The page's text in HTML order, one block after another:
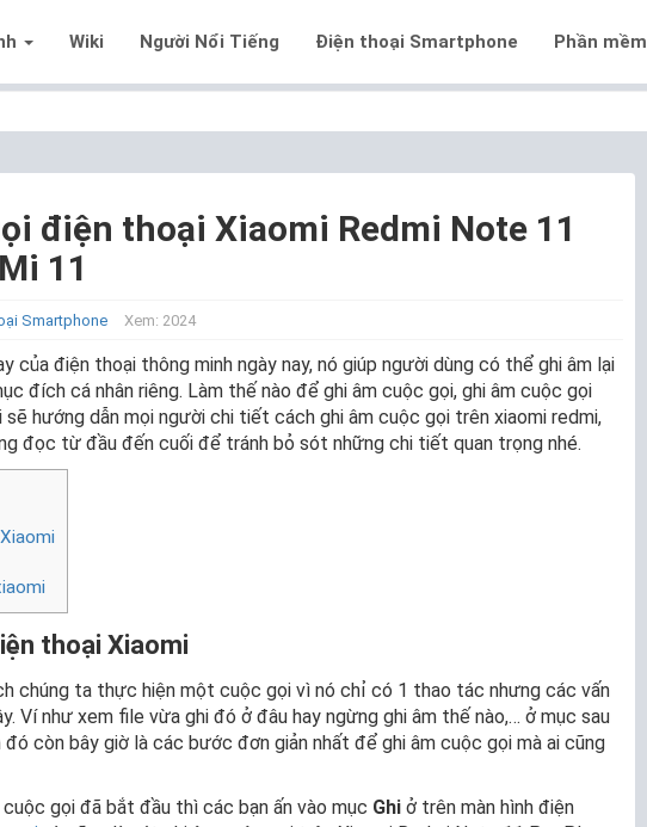
Wiki Người Nổi Tiếng Điện thoại Smartphone Phần mềm
điện thoại Xiaomi Redmi Note 11
11
Smartphone Xem: 2024
của điện thoại thông minh ngày nay, nó giúp người dùng có thể ghi âm lại
đích cá nhân riêng. Làm thế nào để ghi âm cuộc gọi, ghi âm cuộc gọi
hướng dẫn mọi người chi tiết cách ghi âm cuộc gọi trên xiaomi redmi,
đọc từ đầu đến cuối để tránh bỏ sót những chi tiết quan trọng nhé.
thoại Xiaomi
chúng ta thực hiện một cuộc gọi vì nó chỉ có 1 thao tác nhưng các vấn
Ví như xem file vừa ghi đó ở đâu hay ngừng ghi âm thế nào,… ở mục sau
còn bây giờ là các bước đơn giản nhất để ghi âm cuộc gọi mà ai cũng
gọi đã bắt đầu thì các bạn ấn vào mục Ghi ở trên màn hình điện